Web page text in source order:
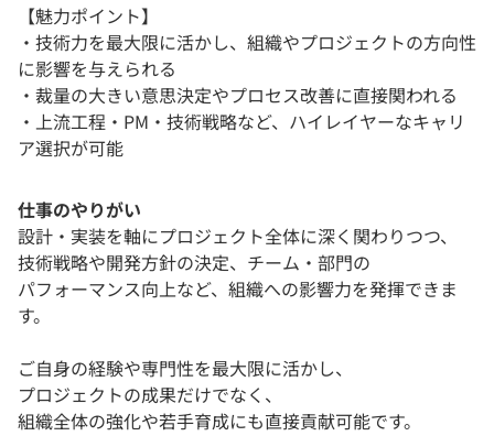
【魅力ポイント】
・技術力を最大限に活かし、組織やプロジェクトの方向性
に影響を与えられる
・裁量の大きい意思決定やプロセス改善に直接関われる
・上流工程・PM・技術戦略など、ハイレイヤーなキャリ
ア選択が可能
仕事のやりがい
設計・実装を軸にプロジェクト全体に深く関わりつつ、
技術戦略や開発方針の決定、チーム・部門の
パフォーマンス向上など、組織への影響力を発揮できま
す。
ご自身の経験や専門性を最大限に活かし、
プロジェクトの成果だけでなく、
組織全体の強化や若手育成にも直接貢献可能です。